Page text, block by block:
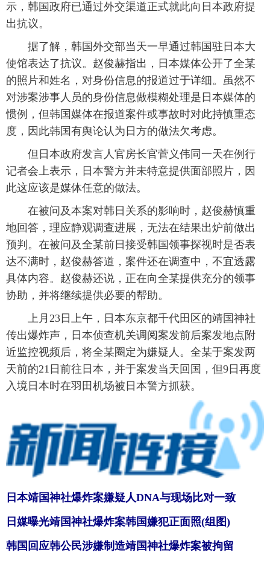
金融 公益 军事 无人机
富媒体 摄影 新华广播
新华电视中文 新华电视英文 返回PC
示，韩国政府已通过外交渠道正式就此向日本政府提
出抗议。
据了解，韩国外交部当天一早通过韩国驻日本大
使馆表达了抗议。赵俊赫指出，日本媒体公开了全某
的照片和姓名，对身份信息的报道过于详细。虽然不
对涉案涉事人员的身份信息做模糊处理是日本媒体的
惯例，但韩国媒体在报道案件或事故时对此持慎重态
度，因此韩国有舆论认为日方的做法欠考虑。
但日本政府发言人官房长官菅义伟同一天在例行
记者会上表示，日本警方并未特意提供面部照片，因
此这应该是媒体任意的做法。
在被问及本案对韩日关系的影响时，赵俊赫慎重
地回答，理应静观调查进展，无法在结果出炉前做出
预判。在被问及全某前日接受韩国领事探视时是否表
达不满时，赵俊赫答道，案件还在调查中，不宜透露
具体内容。赵俊赫还说，正在向全某提供充分的领事
协助，并将继续提供必要的帮助。
上月23日上午，日本东京都千代田区的靖国神社
传出爆炸声，日本侦查机关调阅案发前后案发地点附
近监控视频后，将全某圈定为嫌疑人。全某于案发两
天前的21日前往日本，并于案发当天回国，但9日再度
入境日本时在羽田机场被日本警方抓获。
日本靖国神社爆炸案嫌疑人DNA与现场比对一致
日媒曝光靖国神社爆炸案韩国嫌犯正面照(组图)
韩国回应韩公民涉嫌制造靖国神社爆炸案被拘留